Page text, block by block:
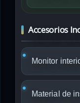
Accesorios
Monitor
Material de